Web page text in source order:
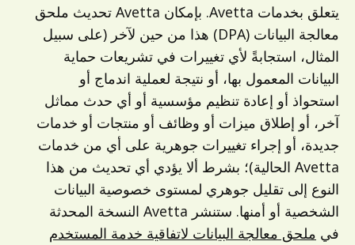
يتعلق بخدمات Avetta. بإمكان Avetta تحديث ملحق
معالجة البيانات (DPA) هذا من حين لآخر (على سبيل
المثال، استجابةً لأي تغييرات في تشريعات حماية
البيانات المعمول بها، أو نتيجة لعملية اندماج أو
استحواذ أو إعادة تنظيم مؤسسية أو أي حدث مماثل
آخر، أو إطلاق ميزات أو وظائف أو منتجات أو خدمات
جديدة، أو إجراء تغييرات جوهرية على أي من خدمات
Avetta الحالية)؛ بشرط ألا يؤدي أي تحديث من هذا
النوع إلى تقليل جوهري لمستوى خصوصية البيانات
الشخصية أو أمنها. ستنشر Avetta النسخة المحدثة
في ملحق معالجة البيانات لاتفاقية خدمة المستخدم